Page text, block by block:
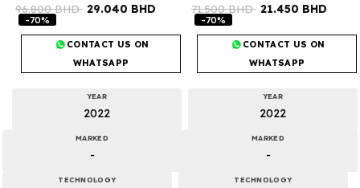
71.500BHD 21.450 BHD
-70%
CONTACT US ON
WHATSAPP
YEAR
2022
MARKED
-
TECHNOLOGY
96.800BHD 29.040 BHD
-70%
CONTACT US ON
WHATSAPP
YEAR
2022
MARKED
-
TECHNOLOGY